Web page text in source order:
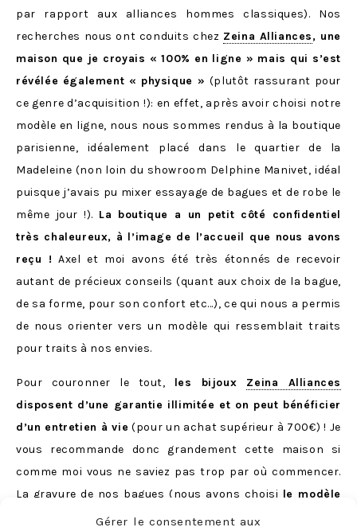
Gérer le consentement aux
par rapport aux alliances hommes classiques). Nos
recherches nous ont conduits chez Zeina Alliances, une
maison que je croyais « 100% en ligne » mais qui s’est
révélée également « physique » (plutôt rassurant pour
ce genre d’acquisition !): en effet, après avoir choisi notre
modèle en ligne, nous nous sommes rendus à la boutique
parisienne, idéalement placé dans le quartier de la
Madeleine (non loin du showroom Delphine Manivet, idéal
puisque j’avais pu mixer essayage de bagues et de robe le
même jour !). La boutique a un petit côté confidentiel
très chaleureux, à l’image de l’accueil que nous avons
reçu ! Axel et moi avons été très étonnés de recevoir
autant de précieux conseils (quant aux choix de la bague,
de sa forme, pour son confort etc…), ce qui nous a permis
de nous orienter vers un modèle qui ressemblait traits
pour traits à nos envies.
Pour couronner le tout, les bijoux Zeina Alliances
disposent d’une garantie illimitée et on peut bénéficier
d’un entretien à vie (pour un achat supérieur à 700€) ! Je
vous recommande donc grandement cette maison si
comme moi vous ne saviez pas trop par où commencer.
La gravure de nos bagues (nous avons choisi le modèle
) est elle-aussi gratuite, nous en avons bien